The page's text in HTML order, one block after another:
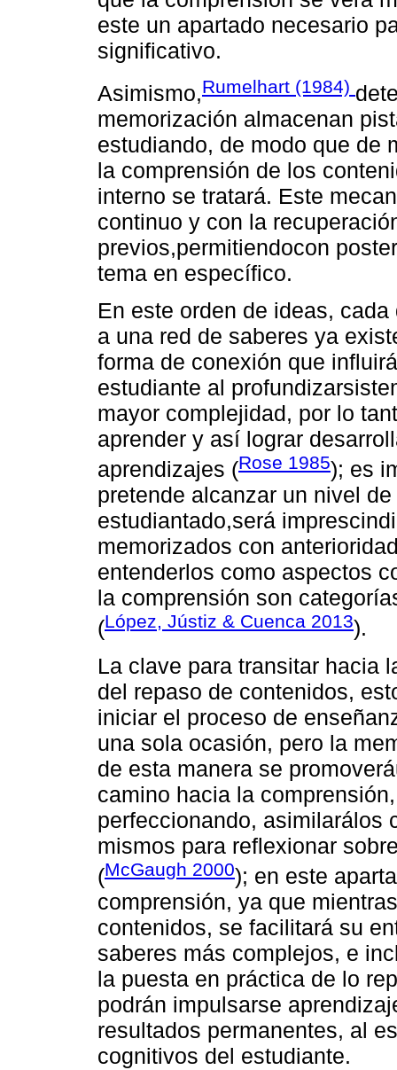
este un apartado necesario
significativo.
Asimismo,Rumelhart (1984)
memorización almacenan
estudiando, de modo que de
la comprensión de los
interno se tratará. Este
continuo y con la
previos,permitiendocon
tema en específico.
En este orden de ideas,
a una red de saberes ya
forma de conexión que
estudiante al
mayor complejidad, por lo
aprender y así lograr
aprendizajes (Rose 1985); es
pretende alcanzar un nivel
estudiantado,será
memorizados con
entenderlos como aspectos
la comprensión son
(López, Jústiz & Cuenca 2013).
La clave para transitar hacia
del repaso de contenidos,
iniciar el proceso de
una sola ocasión, pero la
de esta manera se
camino hacia la
perfeccionando, asimilarálos
mismos para reflexionar
(McGaugh 2000); en este
comprensión, ya que
contenidos, se facilitará su
saberes más complejos, e
la puesta en práctica de lo
podrán impulsarse
resultados permanentes, al
cognitivos del estudiante.